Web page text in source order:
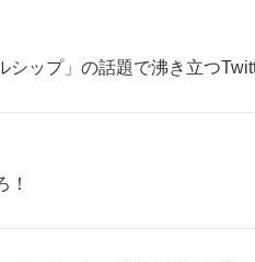
シップ」の話題で沸き立つ
！